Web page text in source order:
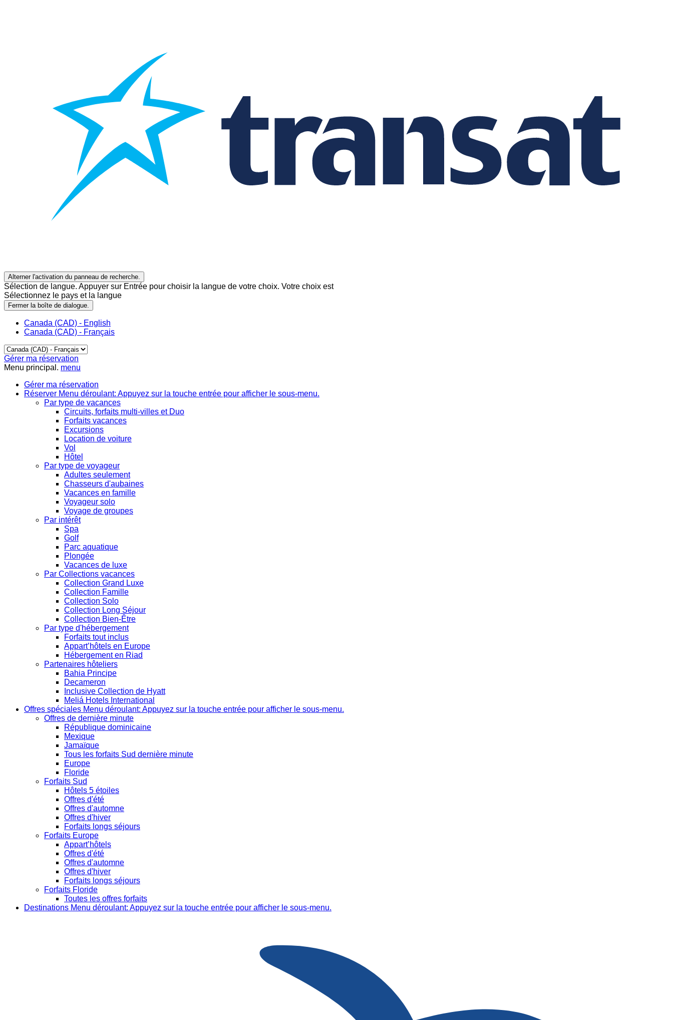
Alterner l'activation du panneau de recherche.
Sélection de langue. Appuyer sur Entrée pour choisir la langue de votre choix. Votre choix est
Sélectionnez le pays et la langue
Fermer la boîte de dialogue.
Canada (CAD) - English
Canada (CAD) - Français
Gérer ma réservation
Menu principal. menu
Gérer ma réservation
Réserver Menu déroulant: Appuyez sur la touche entrée pour afficher le sous-menu.
Par type de vacances
Circuits, forfaits multi-villes et Duo
Forfaits vacances
Excursions
Location de voiture
Vol
Hôtel
Par type de voyageur
Adultes seulement
Chasseurs d'aubaines
Vacances en famille
Voyageur solo
Voyage de groupes
Par intérêt
Spa
Golf
Parc aquatique
Plongée
Vacances de luxe
Par Collections vacances
Collection Grand Luxe
Collection Famille
Collection Solo
Collection Long Séjour
Collection Bien-Être
Par type d'hébergement
Forfaits tout inclus
Appart’hôtels en Europe
Hébergement en Riad
Partenaires hôteliers
Bahia Principe
Decameron
Inclusive Collection de Hyatt
Meliá Hotels International
Offres spéciales Menu déroulant: Appuyez sur la touche entrée pour afficher le sous-menu.
Offres de dernière minute
République dominicaine
Mexique
Jamaïque
Tous les forfaits Sud dernière minute
Europe
Floride
Forfaits Sud
Hôtels 5 étoiles
Offres d'été
Offres d'automne
Offres d'hiver
Forfaits longs séjours
Forfaits Europe
Appart’hôtels
Offres d'été
Offres d'automne
Offres d'hiver
Forfaits longs séjours
Forfaits Floride
Toutes les offres forfaits
Destinations Menu déroulant: Appuyez sur la touche entrée pour afficher le sous-menu.